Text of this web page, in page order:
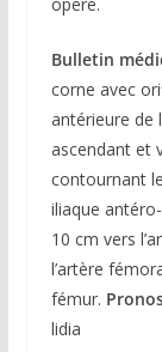
Bulletin
corne avec
antérieure de
ascendant et
contournant
iliaque
10 cm vers
l’artère
fémur.
lidia